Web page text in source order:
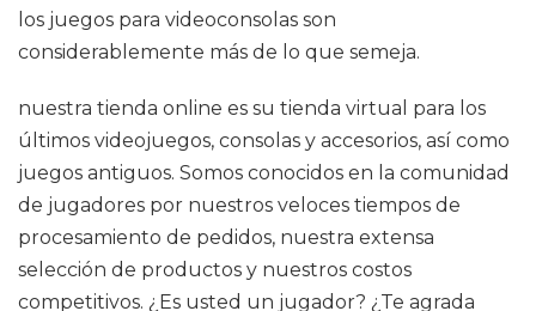
los juegos para videoconsolas son
considerablemente más de lo que semeja.
nuestra tienda online es su tienda virtual para los
últimos videojuegos, consolas y accesorios, así como
juegos antiguos. Somos conocidos en la comunidad
de jugadores por nuestros veloces tiempos de
procesamiento de pedidos, nuestra extensa
selección de productos y nuestros costos
competitivos. ¿Es usted un jugador? ¿Te agrada